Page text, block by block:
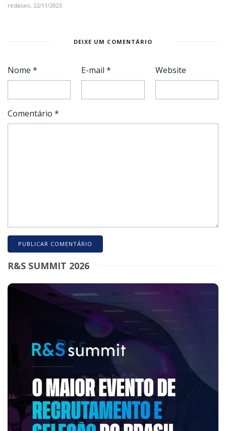
redacao, 22/11/2023
DEIXE UM COMENTÁRIO
Nome * E-mail* Website
Comentário *
R&S SUMMIT 2026